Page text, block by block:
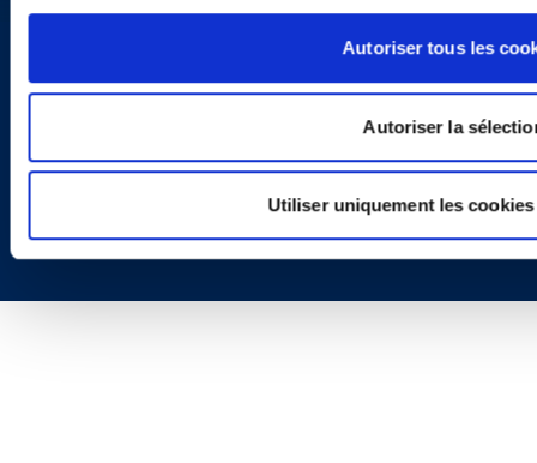
Autoriser tous les
Autoriser la
Utiliser uniquement les
Copyright © 2026 | Ogletree Deakins